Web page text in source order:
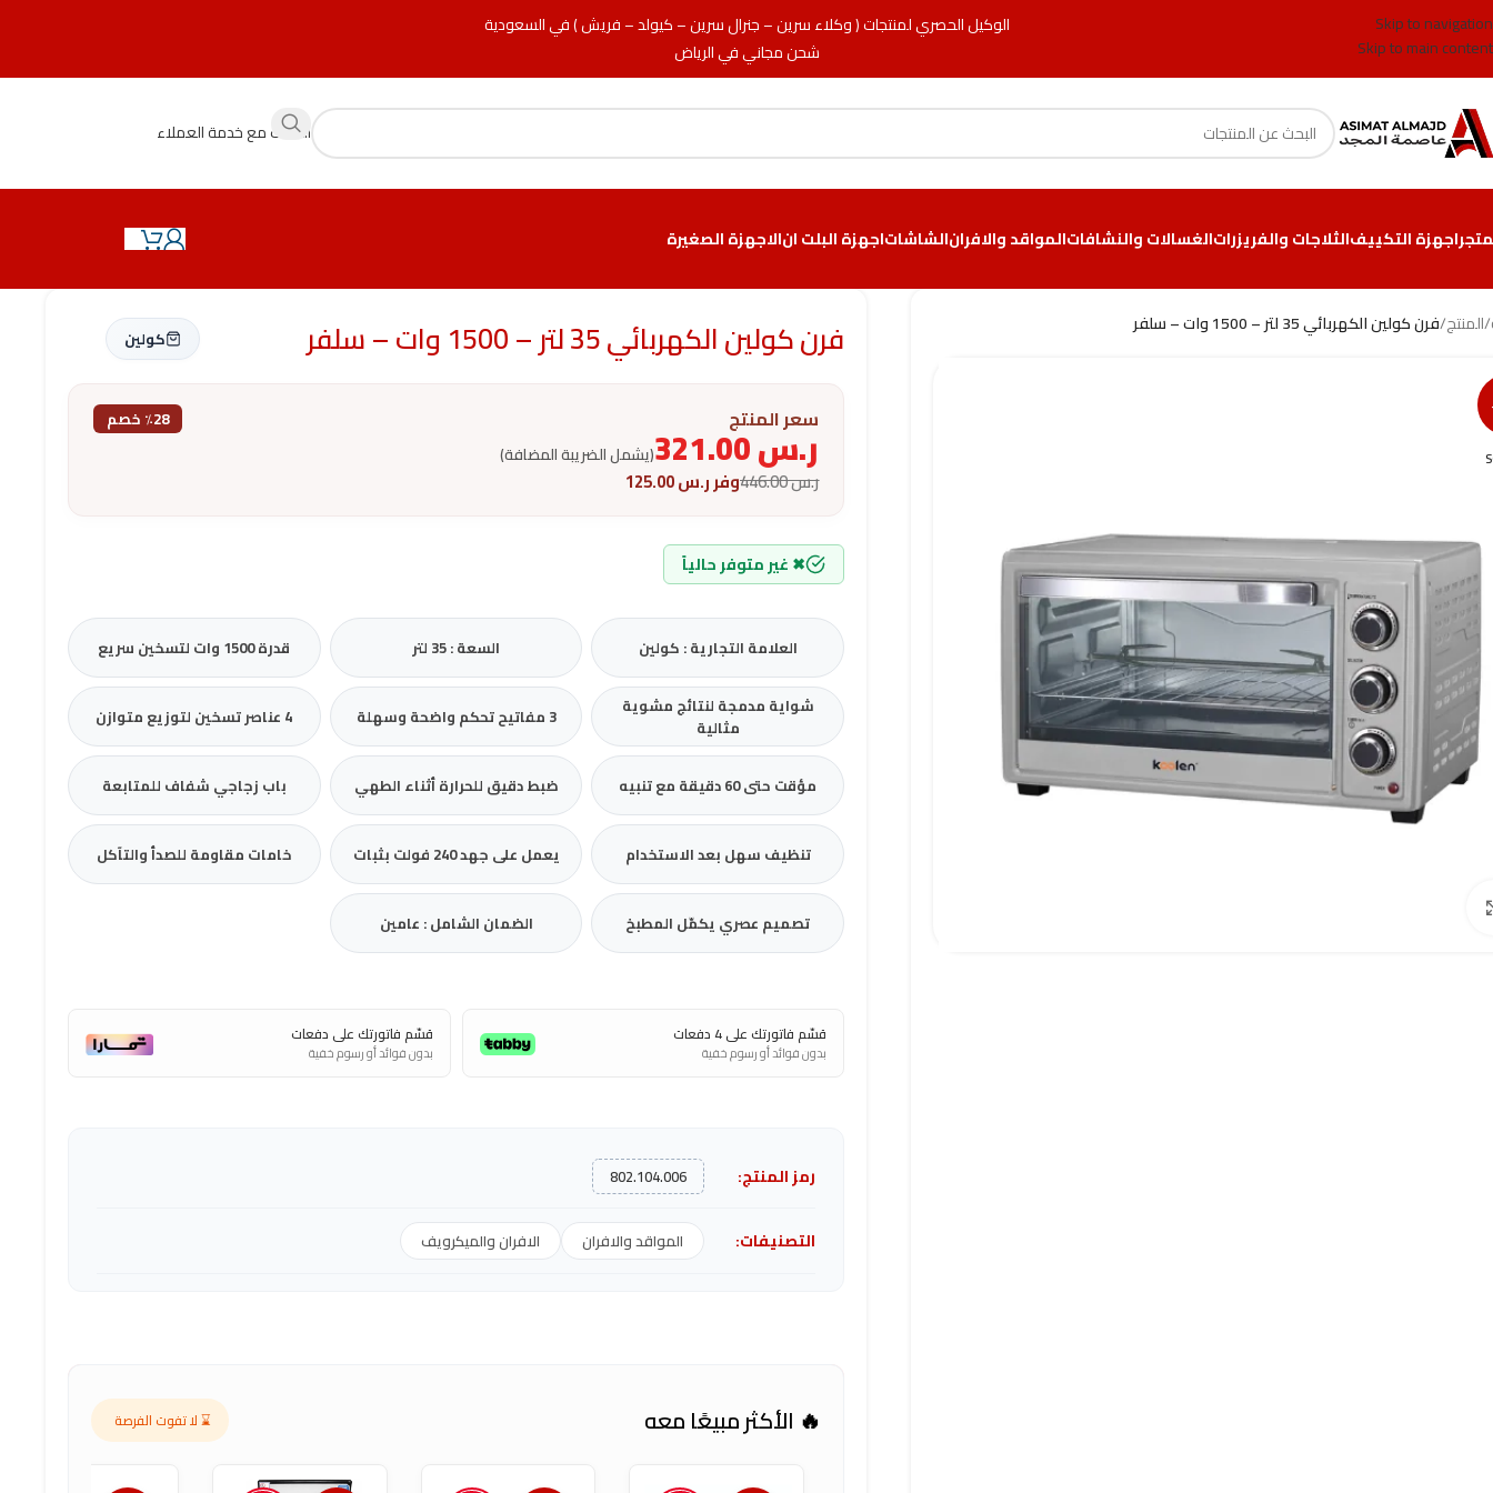
الوكيل الحصري لمنتجات ( وكلاء سرين – جنرال سرين – كيولد – فريش ) في السعودية
شحن مجاني في الرياض
Skip to navigation
Skip to main content
التحدث مع خدمة العملاء
اجهزة التكييفالثلاجات والفريزراتالغسالات والنشافاتالمواقد والافرانالشاشاتاجهزة البلت انالاجهزة الصغيرة
/المنتج/فرن كولين الكهربائي 35 لتر – 1500 وات – سلفر فرن كولين الكهربائي 35 لتر – 1500 وات – سلفر كولين
سعر المنتج ٪28 خصم
ر.س (يشمل الضريبة المضافة)
ر.س446.00 وفرر.س
✖ غير متوفر حالياً
العلامة التجارية : كولين السعة : 35 لتر قدرة 1500 وات لتسخين سريع
شواية مدمجة لنتائج مشوية
مثالية
3 مفاتيح تحكم واضحة وسهلة 4 عناصر تسخين لتوزيع متوازن
مؤقت حتى 60 دقيقة مع تنبيه ضبط دقيق للحرارة أثناء الطهي باب زجاجي شفاف للمتابعة
تنظيف سهل بعد الاستخدام يعمل على جهد 240 فولت بثبات خامات مقاومة للصدأ والتآكل
تصميم عصري يكمّل المطبخ الضمان الشامل : عامين
قسّم فاتورتك على 4 دفعات
بدون فوائد أو رسوم خفية
قسّم فاتورتك على دفعات
بدون فوائد أو رسوم خفية
رمز المنتج: 802.104.006
التصنيفات: المواقد والافران الافران والميكرويف
🔥 الأكثر مبيعًا معه ⌛ لا تفوت الفرصة